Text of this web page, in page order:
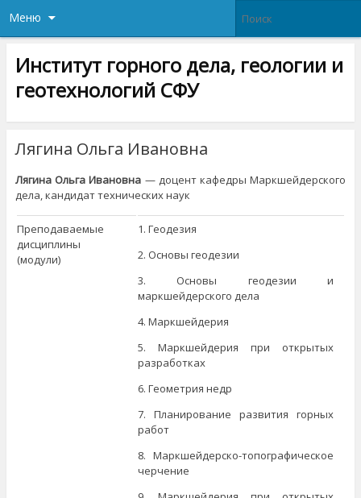
Меню
Институт горного дела, геологии и
геотехнологий СФУ
Лягина Ольга Ивановна
Лягина Ольга Ивановна — доцент кафедры Маркшейдерского
дела, кандидат технических наук
Преподаваемые
дисциплины
(модули)
1. Геодезия
2. Основы геодезии
3. Основы геодезии и
маркшейдерского дела
4. Маркшейдерия
5. Маркшейдерия при открытых
разработках
6. Геометрия недр
7. Планирование развития горных
работ
8. Маркшейдерско-топографическое
черчение